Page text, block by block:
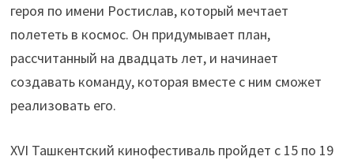
героя по имени Ростислав, который мечтает
полететь в космос. Он придумывает план,
рассчитанный на двадцать лет, и начинает
создавать команду, которая вместе с ним сможет
реализовать его.
XVI Ташкентский кинофестиваль пройдет с 15 по 19